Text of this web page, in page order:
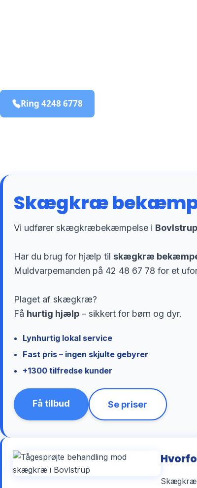
Ring 4248 6778
Skægkræ
Vi udfører skægkræbekæmpelse i Bovlstrup
Har du brug for hjælp til skægkræ
Muldvarpemanden på 42 48 67 78 for et
Plaget af skægkræ?
Få hurtig hjælp – sikkert for børn og dyr.
Lynhurtig lokal service
Fast pris – ingen skjulte gebyrer
+1300 tilfredse kunder
Få tilbud Se priser
Skægkræ